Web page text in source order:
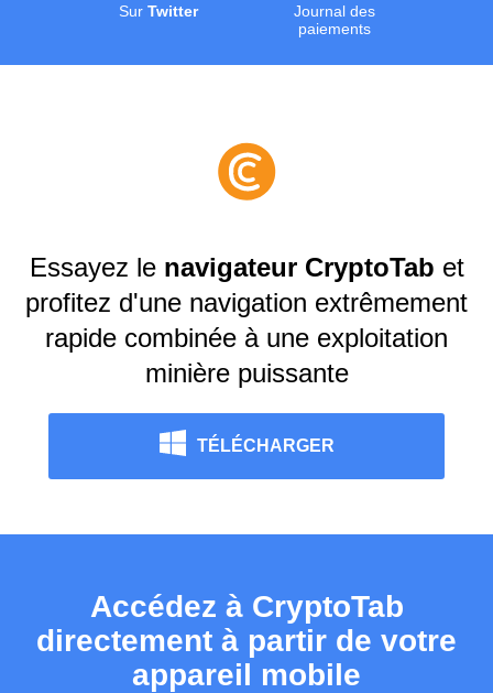
Sur Twitter
Journal des
paiements
Essayez le navigateur CryptoTab et
profitez d'une navigation extrêmement
rapide combinée à une exploitation
minière puissante
TÉLÉCHARGER
Accédez à CryptoTab
directement à partir de votre
appareil mobile